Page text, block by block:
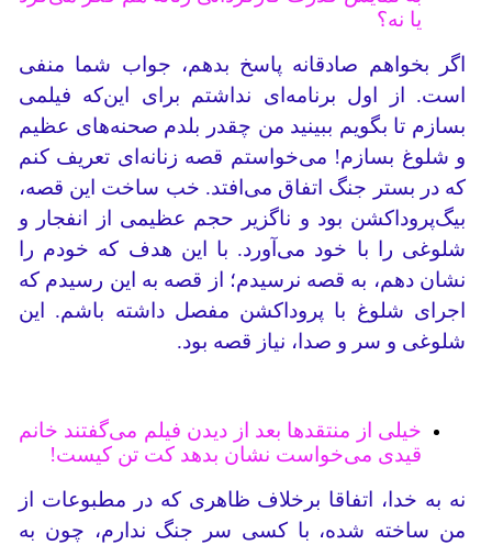
یا نه؟
اگر بخواهم صادقانه پاسخ بدهم، جواب شما منفی
است. از اول برنامه‌ای نداشتم برای‌ این‌که فیلمی
بسازم تا بگویم ببینید من چقدر بلدم صحنه‌های عظیم
و شلوغ بسازم! می‌خواستم قصه زنانه‌ای تعریف کنم
که در بستر جنگ اتفاق می‌افتد. خب ساخت این قصه،
بیگ‌پروداکشن بود و ناگزیر حجم عظیمی از انفجار و
شلوغی را با خود می‌آورد. با این هدف ‌که خودم را
نشان دهم، به قصه نرسیدم؛ از قصه به این رسیدم که
اجرای شلوغ با پروداکشن مفصل داشته باشم. این
شلوغی و سر و صدا، نیاز قصه بود.
خیلی از منتقدها بعد از دیدن فیلم می‌گفتند خانم
قیدی می‌خواست نشان بدهد کت تن کیست!
نه به خدا، اتفاقا برخلاف ظاهری که در مطبوعات از
من ساخته شده، با کسی سر جنگ ندارم، چون به